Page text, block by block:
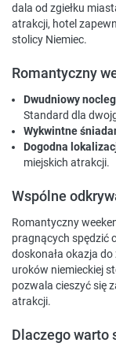
dala od zgiełku
atrakcji, hotel
stolicy Niemiec.
Romantyczny
Dwudniowy nocleg
Standard dla
Wykwintne
Dogodna
miejskich atrakcji.
Wspólne
Romantyczny
pragnących spędzić
doskonała okazja
uroków niemieckiej
pozwala cieszyć się
atrakcji.
Dlaczego warto